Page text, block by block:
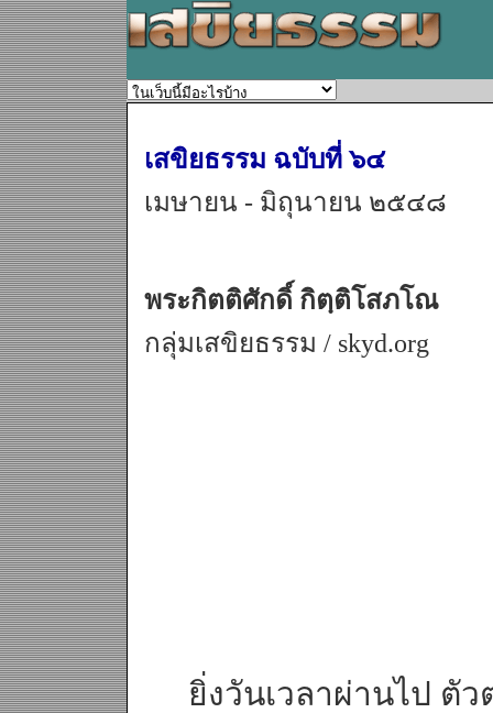
เสขิยธรรม ฉบับที่ ๖๔
เมษายน - มิถุนายน ๒๕๔๘
พระกิตติศักดิ์ กิตฺติโสภโณ
กลุ่มเสขิยธรรม / skyd.org
ยิ่งวันเวลาผ่านไป ตั